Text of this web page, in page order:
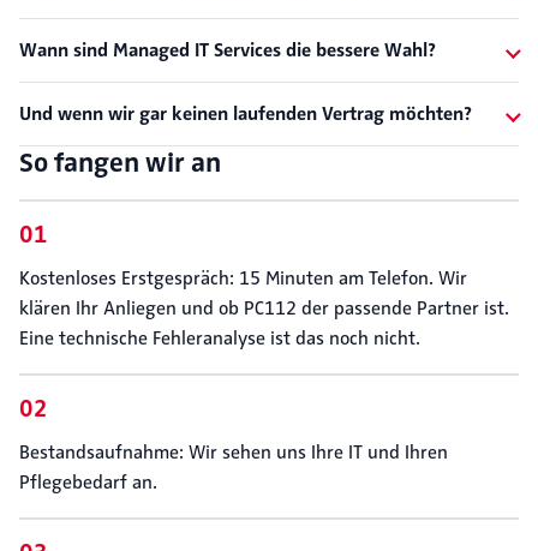
Wann sind Managed IT Services die bessere Wahl?
Und wenn wir gar keinen laufenden Vertrag möchten?
So fangen wir an
Kostenloses Erstgespräch: 15 Minuten am Telefon. Wir
klären Ihr Anliegen und ob PC112 der passende Partner ist.
Eine technische Fehleranalyse ist das noch nicht.
Bestandsaufnahme: Wir sehen uns Ihre IT und Ihren
Pflegebedarf an.